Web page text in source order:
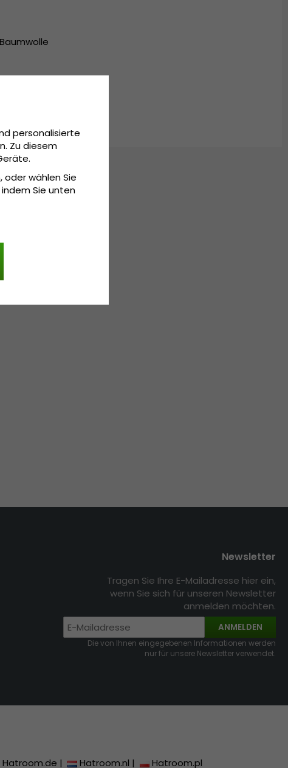
Newsletter
Tragen Sie Ihre E-Mailadresse hier ein,
wenn Sie sich für unseren Newsletter
anmelden möchten.
ANMELDEN
Die von Ihnen eingegebenen Informationen werden
nur für unsere Newsletter verwendet.
Hatroom.de | Hatroom.nl | Hatroom.pl
personalisierte
Zu diesem
oder wählen Sie
Sie unten